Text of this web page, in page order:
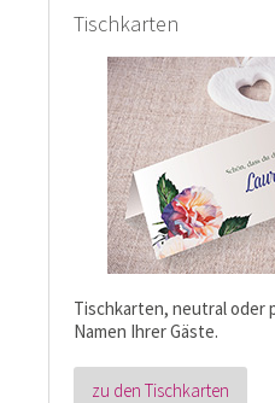
Tischkarten
Tischkarten, neutral oder
Namen Ihrer Gäste.
zu den Tischkarten